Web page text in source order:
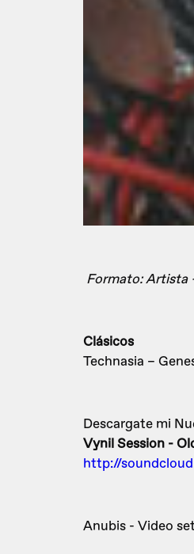
Formato: Artista
Clásicos
Technasia –
Descargate mi
Vynil Session -
http://
Anubis - Video